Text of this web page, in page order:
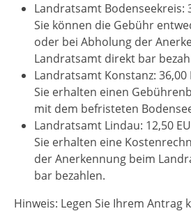
Landratsamt Bodenseekreis:
Sie können die Gebühr
oder bei Abholung der
Landratsamt direkt bar
Landratsamt Konstanz: 36,00
Sie erhalten einen
mit dem befristeten
Landratsamt Lindau: 12,50
Sie erhalten eine
der Anerkennung beim
bar bezahlen.
Hinweis: Legen Sie Ihrem Antrag